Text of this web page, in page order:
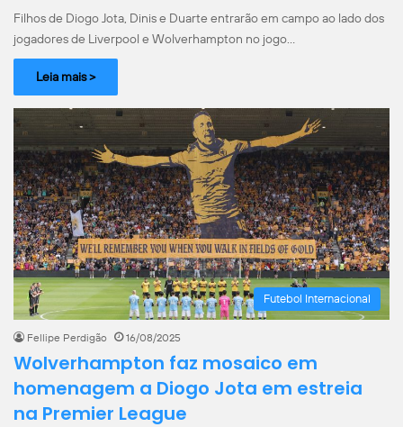
Filhos de Diogo Jota, Dinis e Duarte entrarão em campo ao lado dos
jogadores de Liverpool e Wolverhampton no jogo…
Leia mais >
Futebol Internacional
Fellipe Perdigão 16/08/2025
Wolverhampton faz mosaico em
homenagem a Diogo Jota em estreia
na Premier League